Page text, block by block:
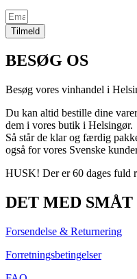
Tilmeld
BESØG OS
Besøg vores vinhandel i
Du kan altid bestille dine
dem i vores butik i Helsingør.
Så står de klar og færdig
også for vores Svenske
HUSK! Der er 60 dages fuld
DET MED SMÅT
Forsendelse & Returnering
Forretningsbetingelser